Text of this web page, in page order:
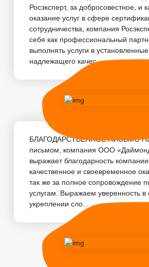
Росэксперт, за добросовестное, и
оказание услуг в сфере
сотрудничества, компания
себя как профессиональный
выполнять услуги в
надлежащего качес...
БЛАГОДАРСТВЕННОЕ ПИСЬМО
письмом, компания ООО
выражает благодарность компании
качественное и своевременное
так же за полное сопровождение
услугам. Выражаем уверенность в
укреплении сло...